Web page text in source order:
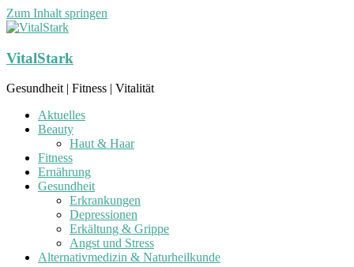
Zum Inhalt springen
VitalStark
Gesundheit | Fitness | Vitalität
Aktuelles
Beauty
Haut & Haar
Fitness
Ernährung
Gesundheit
Erkrankungen
Depressionen
Erkältung & Grippe
Angst und Stress
Alternativmedizin & Naturheilkunde